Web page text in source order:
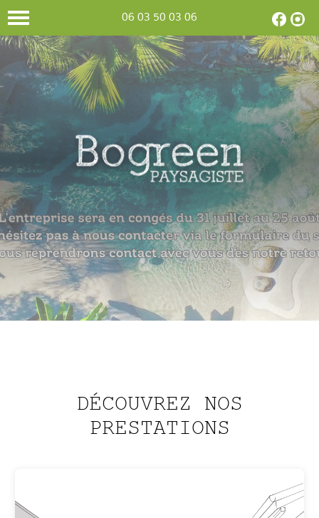
06 03 50 03 06
DÉCOUVREZ NOS
PRESTATIONS
CONCEPTION
Selon votregoût et vos envies,nous
concevonset réalisons lejardinde vos
rêves.